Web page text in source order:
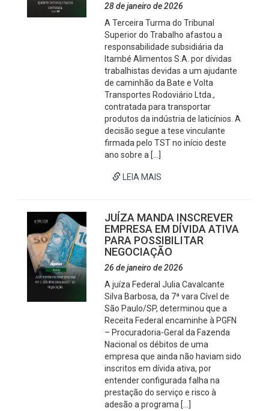
28 de janeiro de 2026
A Terceira Turma do Tribunal
Superior do Trabalho afastou a
responsabilidade subsidiária da
Itambé Alimentos S.A. por dívidas
trabalhistas devidas a um ajudante
de caminhão da Bate e Volta
Transportes Rodoviário Ltda.,
contratada para transportar
produtos da indústria de laticínios. A
decisão segue a tese vinculante
firmada pelo TST no início deste
ano sobre a […]
LEIA MAIS
JUÍZA MANDA INSCREVER
EMPRESA EM DÍVIDA ATIVA
PARA POSSIBILITAR
NEGOCIAÇÃO
26 de janeiro de 2026
A juíza Federal Julia Cavalcante
Silva Barbosa, da 7ª vara Cível de
São Paulo/SP, determinou que a
Receita Federal encaminhe à PGFN
– Procuradoria-Geral da Fazenda
Nacional os débitos de uma
empresa que ainda não haviam sido
inscritos em dívida ativa, por
entender configurada falha na
prestação do serviço e risco à
adesão a programa […]